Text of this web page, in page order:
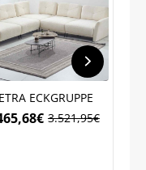
ECKGRUPPE
3.521,95€
Ursprünglicher
€Aktueller